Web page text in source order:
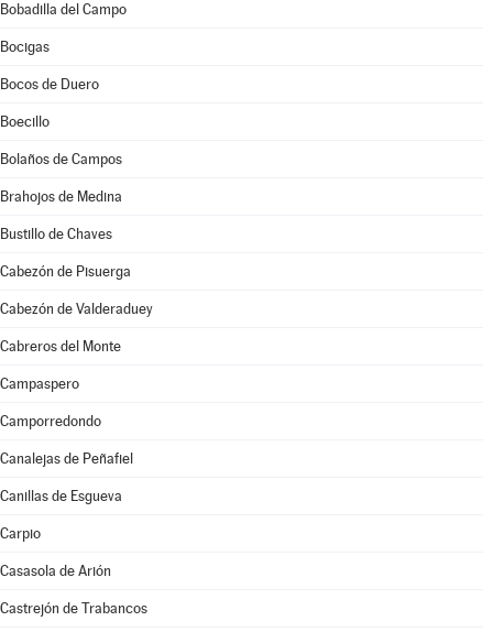
Bobadilla del Campo
Bocigas
Bocos de Duero
Boecillo
Bolaños de Campos
Brahojos de Medina
Bustillo de Chaves
Cabezón de Pisuerga
Cabezón de Valderaduey
Cabreros del Monte
Campaspero
Camporredondo
Canalejas de Peñafiel
Canillas de Esgueva
Carpio
Casasola de Arión
Castrejón de Trabancos